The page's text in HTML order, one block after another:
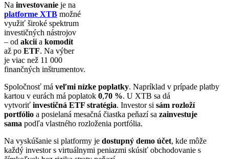
Na investovanie je na
platforme XTB možné
využiť široké spektrum
investičných nástrojov
– od akciía komodít
až po ETF. Na výber
je viac než 11 000
finančných inštrumentov.
Spoločnosť má veľmi nízke poplatky. Napríklad v prípade platby
kartou v eurách má poplatok 0,70 %. U XTB sa dá
vytvoriť investičná ETF stratégia. Investor si sám rozloží
portfólio a posielaná mesačná čiastka peňazí sa zainvestuje
sama podľa vlastného rozloženia portfólia.
Na vyskúšanie si platformy je dostupný demo účet, kde môže
každý investor s virtuálnymi peniazmi skúsiť obchodovanie s